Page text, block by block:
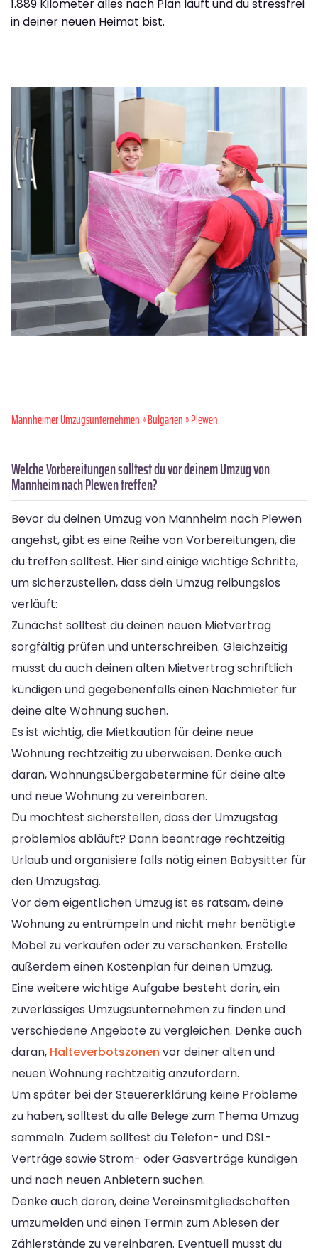
1.889 Kilometer alles nach Plan läuft und du stressfrei
in deiner neuen Heimat bist.
Mannheimer Umzugsunternehmen»Bulgarien» Plewen
Welche Vorbereitungen solltest du vor deinem Umzug von
Mannheim nach Plewen treffen?
Bevor du deinen Umzug von Mannheim nach Plewen
angehst, gibt es eine Reihe von Vorbereitungen, die
du treffen solltest. Hier sind einige wichtige Schritte,
um sicherzustellen, dass dein Umzug reibungslos
verläuft:
Zunächst solltest du deinen neuen Mietvertrag
sorgfältig prüfen und unterschreiben. Gleichzeitig
musst du auch deinen alten Mietvertrag schriftlich
kündigen und gegebenenfalls einen Nachmieter für
deine alte Wohnung suchen.
Es ist wichtig, die Mietkaution für deine neue
Wohnung rechtzeitig zu überweisen. Denke auch
daran, Wohnungsübergabetermine für deine alte
und neue Wohnung zu vereinbaren.
Du möchtest sicherstellen, dass der Umzugstag
problemlos abläuft? Dann beantrage rechtzeitig
Urlaub und organisiere falls nötig einen Babysitter für
den Umzugstag.
Vor dem eigentlichen Umzug ist es ratsam, deine
Wohnung zu entrümpeln und nicht mehr benötigte
Möbel zu verkaufen oder zu verschenken. Erstelle
außerdem einen Kostenplan für deinen Umzug.
Eine weitere wichtige Aufgabe besteht darin, ein
zuverlässiges Umzugsunternehmen zu finden und
verschiedene Angebote zu vergleichen. Denke auch
daran, Halteverbotszonen vor deiner alten und
neuen Wohnung rechtzeitig anzufordern.
Um später bei der Steuererklärung keine Probleme
zu haben, solltest du alle Belege zum Thema Umzug
sammeln. Zudem solltest du Telefon- und DSL-
Verträge sowie Strom- oder Gasverträge kündigen
und nach neuen Anbietern suchen.
Denke auch daran, deine Vereinsmitgliedschaften
umzumelden und einen Termin zum Ablesen der
Zählerstände zu vereinbaren. Eventuell musst du